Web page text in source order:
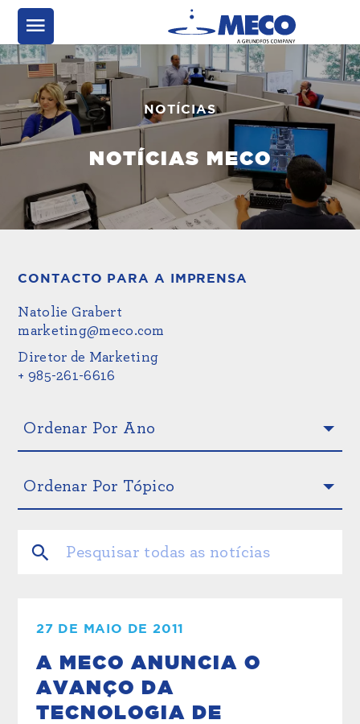
NOTÍCIAS
NOTÍCIAS MECO
CONTACTO PARA A IMPRENSA
Natolie Grabert
marketing@meco.com
Diretor de Marketing
+ 985-261-6616
27 DE MAIO DE 2011
A MECO ANUNCIA O
AVANÇO DA
TECNOLOGIA DE